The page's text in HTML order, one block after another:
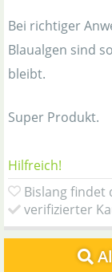
Bei richtiger
Blaualgen sind
bleibt.
Super Produkt.
Hilfreich!
Bislang findet
verifizierter